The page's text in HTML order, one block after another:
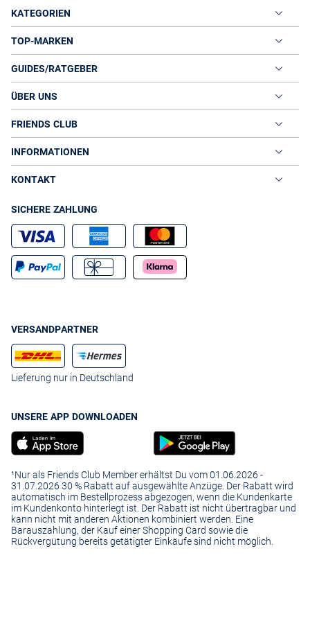
KATEGORIEN
TOP-MARKEN
GUIDES/RATGEBER
ÜBER UNS
FRIENDS CLUB
INFORMATIONEN
KONTAKT
SICHERE ZAHLUNG
VERSANDPARTNER
Lieferung nur in Deutschland
UNSERE APP DOWNLOADEN
¹Nur als Friends Club Member erhältst Du vom 01.06.2026 -
31.07.2026 30 % Rabatt auf ausgewählte Anzüge. Der Rabatt wird
automatisch im Bestellprozess abgezogen, wenn die Kundenkarte
im Kundenkonto hinterlegt ist. Der Rabatt ist nicht übertragbar und
kann nicht mit anderen Aktionen kombiniert werden. Eine
Barauszahlung, der Kauf einer Shopping Card sowie die
Rückvergütung bereits getätigter Einkäufe sind nicht möglich.